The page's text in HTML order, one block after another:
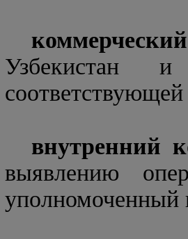
Узбекистан
внутренний
выявлению
уполномоченный